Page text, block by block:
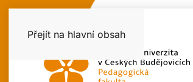
Přejít na hlavní obsah